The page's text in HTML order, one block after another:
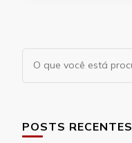
Procurando
algo?
POSTS RECENTES